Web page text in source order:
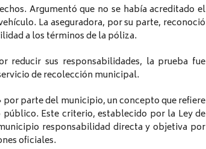
Argumentó que no se había acreditado el
La aseguradora, por su parte, reconoció
a los términos de la póliza.
reducir sus responsabilidades, la prueba fue
de recolección municipal.
parte del municipio, un concepto que refiere
Este criterio, establecido por la Ley de
responsabilidad directa y objetiva por
oficiales.